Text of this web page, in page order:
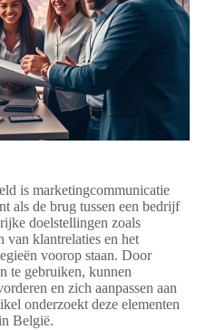
is marketingcommunicatie
als de brug tussen een bedrijf
doelstellingen zoals
van klantrelaties en het
voorop staan. Door
te gebruiken, kunnen
en zich aanpassen aan
onderzoekt deze elementen
België.